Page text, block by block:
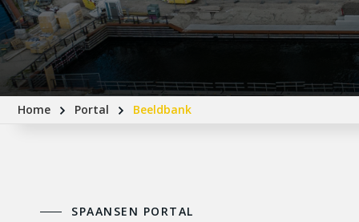
Home Portal Beeldbank
SPAANSEN PORTAL